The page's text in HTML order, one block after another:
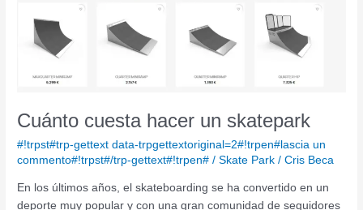
Cuánto cuesta hacer un skatepark
#!trpst#trp-gettext data-trpgettextoriginal=2#!trpen#lascia un
commento#!trpst#/trp-gettext#!trpen# /Skate Park /Cris Beca
En los últimos años, el skateboarding se ha convertido en un
deporte muy popular y con una gran comunidad de seguidores